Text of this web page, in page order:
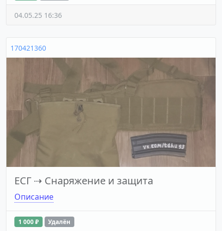
04.05.25 16:36
170421360
ЕСГ ⇢ Снаряжение и защита
Описание
1 000 ₽ Удалён